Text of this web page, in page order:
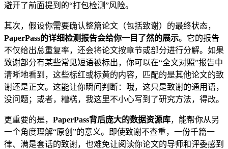
避开了前面提到的“打包检测”风险。
其次，假设你需要确认整篇论文（包括致谢）的最终状态，
PaperPass的详细检测报告会给你一目了然的展示。它的报告
不仅给出总重复率，还会将论文按章节或部分进行分解。如果
致谢部分有某些常见短语被标出，你可以在“全文对照”报告中
清晰地看到，这些标红或标黄的内容，匹配的是其他论文的致
谢还是正文。这能让你瞬间判断：哦，这只是致谢的通用语，
没问题；或者，糟糕，我这里不小心写到了研究方法，得改。
更重要的是， PaperPass背后庞大的数据资源库，能帮你从另
一个角度理解“原创”的意义。即使致谢不查重，一份千篇一
律、满是套话的致谢，也难免让阅读你论文的导师和评委感到